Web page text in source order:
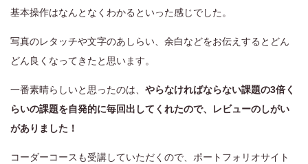
基本操作はなんとなくわかるといった感じでした。
写真のレタッチや文字のあしらい、余白などをお伝えするとどん
どん良くなってきたと思います。
一番素晴らしいと思ったのは、 やらなければならない課題の3倍く
らいの課題を自発的に毎回出してくれたので、レビューのしがい
がありました！
コーダーコースも受講していただくので、ポートフォリオサイト